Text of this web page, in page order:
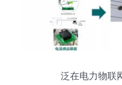
泛在电力物联